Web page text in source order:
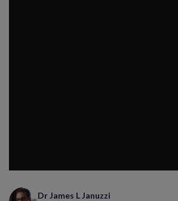
Dr James L Januzzi